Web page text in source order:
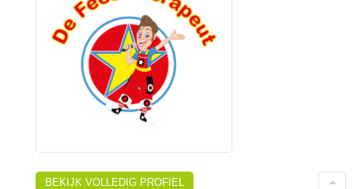
BEKIJK VOLLEDIG PROFIEL